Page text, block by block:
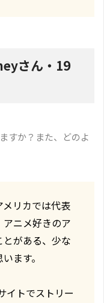
さん・19
すか？また、どのよ
リカでは代表
ニメ好きのア
がある、少な
ます。
イトでストリー